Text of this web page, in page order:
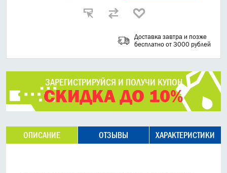
Доставка завтра и позже
бесплатно от 3000 рублей
ЗАРЕГИСТРИРУЙСЯ И ПОЛУЧИ КУПОН
СКИДКА ДО 10%
ОПИСАНИЕ ОТЗЫВЫ ХАРАКТЕРИСТИКИ